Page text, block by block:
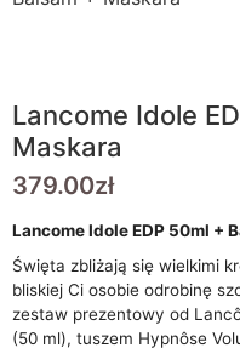
Lancome Idole
Maskara
379.00zł
Lancome Idole EDP 50ml +
Święta zbliżają się wielkimi
bliskiej Ci osobie odrobinę
zestaw prezentowy od
(50 ml), tuszem Hypnôse